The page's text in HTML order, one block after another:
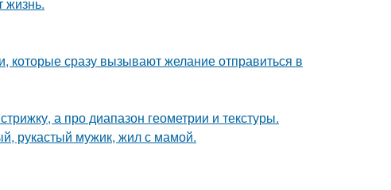
которые сразу вызывают желание отправиться в
а про диапазон геометрии и текстуры.
рукастый мужик, жил с мамой.